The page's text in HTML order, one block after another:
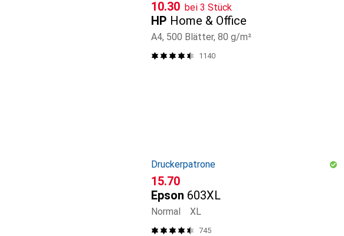
CHF
10.30 bei 3 Stück
HP Home & Office
A4, 500 Blätter, 80 g/m²
1140
Druckerpatrone
CHF
15.70
Epson 603XL
Normal XL
745